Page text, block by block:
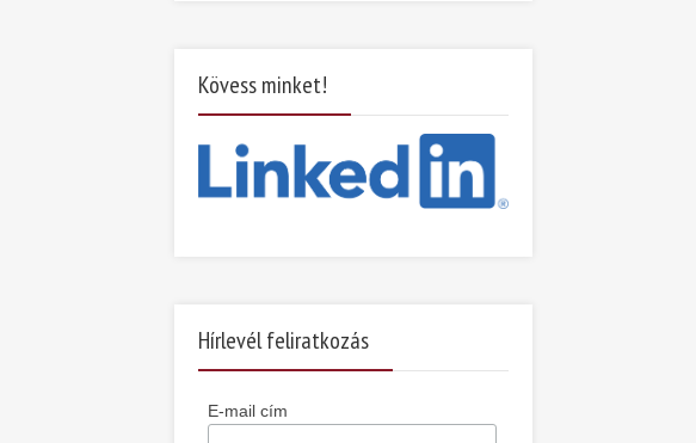
Kövess minket!
Hírlevél feliratkozás
E-mail cím